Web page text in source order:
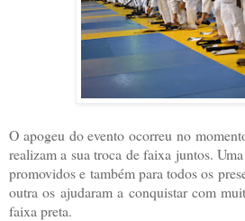
O apogeu do evento ocorreu no
realizam a sua troca de faixa juntos.
promovidos e também para todos os
outra os ajudaram a conquistar com
faixa preta.